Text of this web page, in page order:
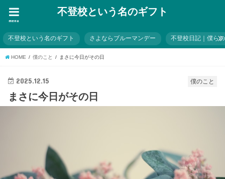
不登校という名のギフト
menu
不登校という名のギフト さよならブルーマンデー 不登校日記｜僕ら
HOME 僕のこと まさに今日がその日
僕のこと
2025.12.15
まさに今日がその日